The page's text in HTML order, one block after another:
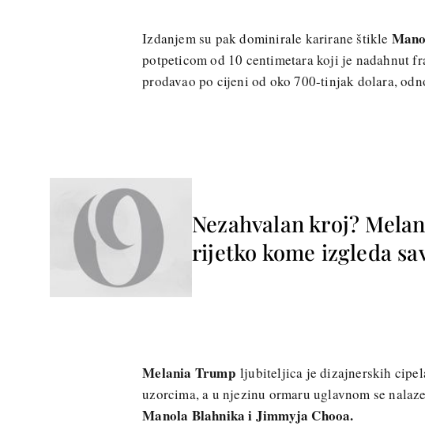
Izdanjem su pak dominirale karirane štikle
potpeticom od 10 centimetara koji je nadahnut
prodavao po cijeni od oko 700-tinjak dolara,
Nezahvalan kroj?
rijetko kome izgleda
Melania Trumpljubiteljica je dizajnerskih
uzorcima, a u njezinu ormaru uglavnom se
Manola Blahnika i Jimmyja Chooa.